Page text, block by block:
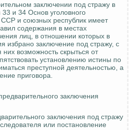
заключении под стражу в
33 и 34 Основ уголовного
и союзных республик имеет
содержания в местах
лиц, в отношении которых в
избрано заключение под стражу, с
возможность скрыться от
установлению истины по
преступной деятельностью, а
приговора.
заключения
заключения под стражу
или постановление